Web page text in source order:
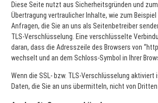
Diese Seite nutzt aus Sicherheitsgründen und
Übertragung vertraulicher Inhalte, wie zum
Anfragen, die Sie an uns als Seitenbetreiber
TLS-Verschlüsselung. Eine verschlüsselte
daran, dass die Adresszeile des Browsers von
wechselt und an dem Schloss-Symbol in Ihrer
Wenn die SSL- bzw. TLS-Verschlüsselung aktiviert
Daten, die Sie an uns übermitteln, nicht von